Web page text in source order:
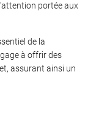
portée aux
de la
à offrir des
assurant ainsi un